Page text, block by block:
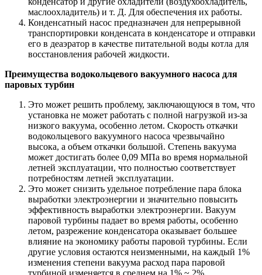
маслоохладитель) и т. Д. Для обеспечения их работы.
Конденсатный насос предназначен для непрерывной
транспортировки конденсата в конденсаторе и отправки
его в деаэратор в качестве питательной воды котла для
восстановления рабочей жидкости.
Преимущества водокольцевого вакуумного насоса для
паровых турбин
Это может решить проблему, заключающуюся в том, что
установка не может работать с полной нагрузкой из-за
низкого вакуума, особенно летом. Скорость откачки
водокольцевого вакуумного насоса чрезвычайно
высока, а объем откачки большой. Степень вакуума
может достигать более 0,09 МПа во время нормальной
летней эксплуатации, что полностью соответствует
потребностям летней эксплуатации.
Это может снизить удельное потребление пара блока
выработки электроэнергии и значительно повысить
эффективность выработки электроэнергии. Вакуум
паровой турбины падает во время работы, особенно
летом, разрежение конденсатора оказывает большее
влияние на экономику работы паровой турбины. Если
другие условия остаются неизменными, на каждый 1%
изменения степени вакуума расход пара паровой
турбиной изменяется в среднем на 1% ~ 2%.